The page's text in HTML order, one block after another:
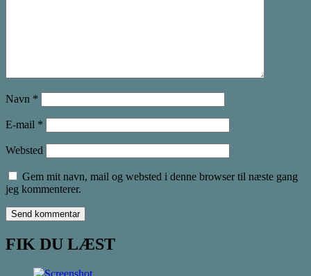
Navn *
E-mail *
Websted
Gem mit navn, mail og websted i denne browser til næste gang
jeg kommenterer.
FIK DU LÆST